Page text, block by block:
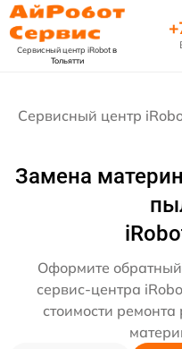
Сервисный центр iRobotв
Тольятти
Сервисный центр
Замена
Оформите
сервис-центра
стоимости